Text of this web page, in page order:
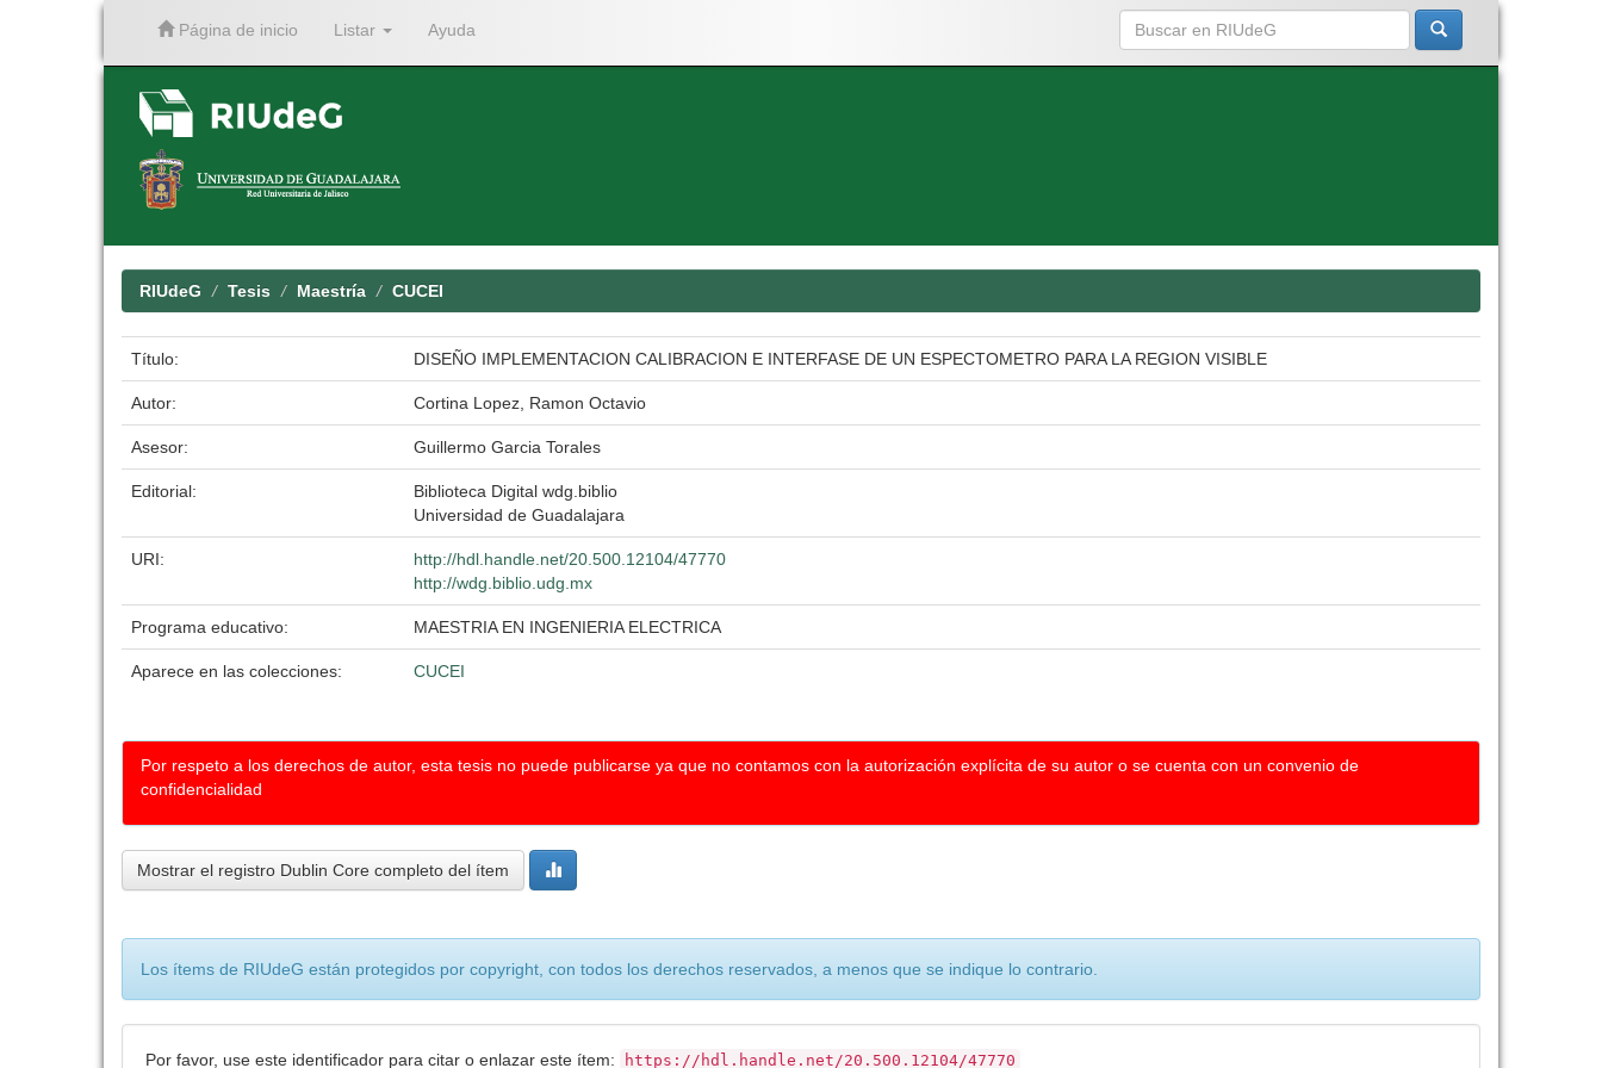
Página de inicio Listar Ayuda
RIUdeG Tesis Maestría CUCEI
Título: DISEÑO IMPLEMENTACION CALIBRACION E INTERFASE DE UN ESPECTOMETRO PARA LA REGION VISIBLE
Autor: Cortina Lopez, Ramon Octavio
Asesor: Guillermo Garcia Torales
Editorial:
Biblioteca Digital wdg.biblio
Universidad de Guadalajara
URI:
http://hdl.handle.net/20.500.12104/47770
http://wdg.biblio.udg.mx
Programa educativo: MAESTRIA EN INGENIERIA ELECTRICA
Aparece en las colecciones: CUCEI
Por respeto a los derechos de autor, esta tesis no puede publicarse ya que no contamos con la autorización explícita de su autor o se cuenta con un convenio de
confidencialidad
Mostrar el registro Dublin Core completo del ítem
Los ítems de RIUdeG están protegidos por copyright, con todos los derechos reservados, a menos que se indique lo contrario.
Por favor, use este identificador para citar o enlazar este ítem: https://hdl.handle.net/20.500.12104/47770